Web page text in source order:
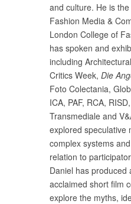
and culture. He is
Fashion Media &
London College of
has spoken and
including
Critics Week, Die
Foto Colectania,
ICA, PAF, RCA,
Transmediale and
explored speculative
complex systems
relation to
Daniel has produced
acclaimed short film
explore the myths,